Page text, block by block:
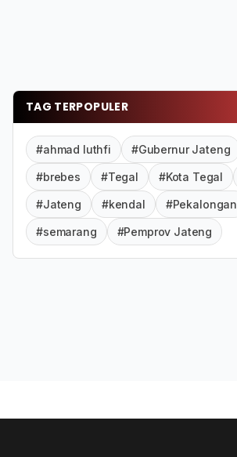
TAG TERPOPULER
#ahmad luthfi #Gubernur Jateng
#brebes #Tegal #Kota Tegal
#Jateng #kendal #Pekalongan
#semarang #Pemprov Jateng